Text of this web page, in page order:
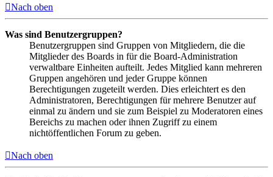
Nach oben
Was sind Benutzergruppen?
Benutzergruppen sind Gruppen von Mitgliedern, die die
Mitglieder des Boards in für die Board-Administration
verwaltbare Einheiten aufteilt. Jedes Mitglied kann mehreren
Gruppen angehören und jeder Gruppe können
Berechtigungen zugeteilt werden. Dies erleichtert es den
Administratoren, Berechtigungen für mehrere Benutzer auf
einmal zu ändern und sie zum Beispiel zu Moderatoren eines
Bereichs zu machen oder ihnen Zugriff zu einem
nichtöffentlichen Forum zu geben.
Nach oben